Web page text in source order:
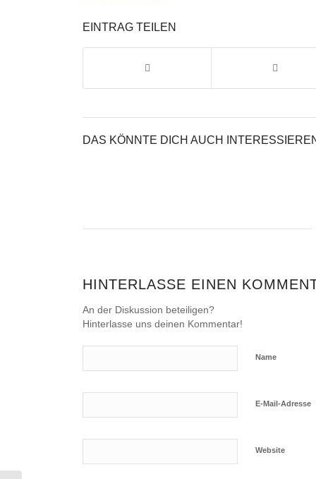
EINTRAG TEILEN
DAS KÖNNTE DICH AUCH
HINTERLASSE EINEN
An der Diskussion beteiligen?
Hinterlasse uns deinen Kommentar!
Name
E-Mail-Adresse
Website